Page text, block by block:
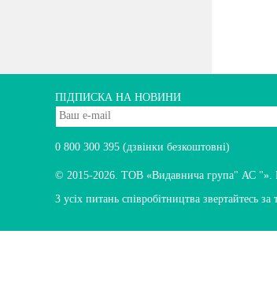
ПІДПИСКА НА НОВИНИ
0 800 300 395 (дзвінки безкоштовні)
© 2015-2026. ТОВ «Видавнича група" АС "».
З усіх питань співробітництва звертайтесь за